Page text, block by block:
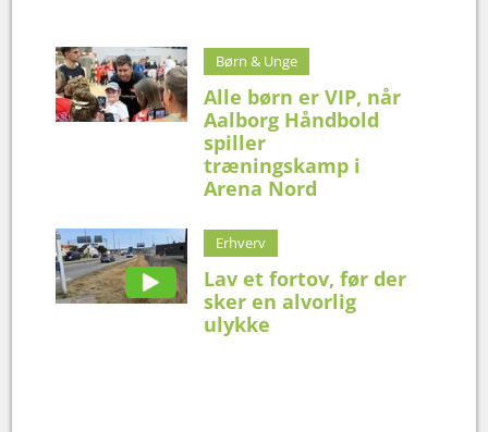
Børn & Unge
Alle børn er VIP, når
Aalborg Håndbold
spiller
træningskamp i
Arena Nord
Erhverv
Lav et fortov, før der
sker en alvorlig
ulykke